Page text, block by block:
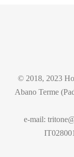
© 2018, 2023
Abano Terme
e-mail: